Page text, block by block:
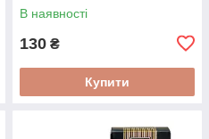
В наявності
130 ₴
Купити